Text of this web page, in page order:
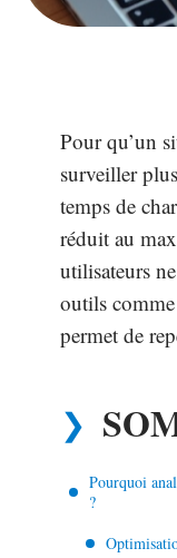
Pour qu’un
surveiller
temps de
réduit au
utilisateurs
outils
permet de
Pourquoi
?